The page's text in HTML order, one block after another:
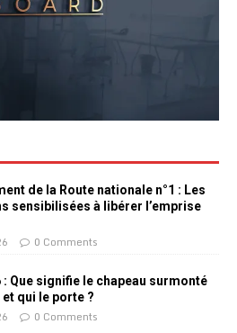
de la Route nationale n°1 : Les
sensibilisées à libérer l’emprise
0 Comments
: Que signifie le chapeau surmonté
qui le porte ?
0 Comments